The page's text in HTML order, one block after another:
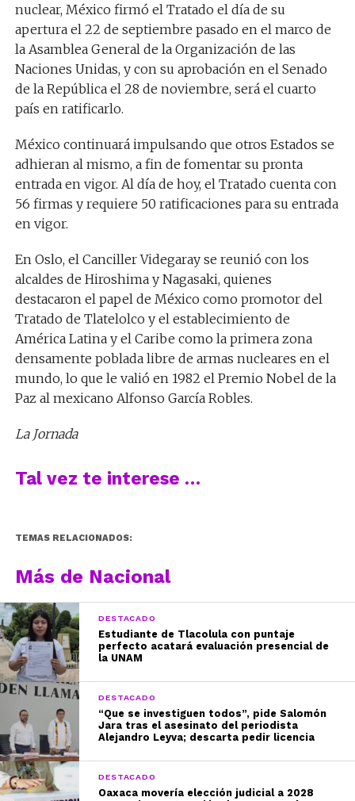
nuclear, México firmó el Tratado el día de su
apertura ‪el 22 de septiembre pasado en el marco de
la Asamblea General de la Organización de las
Naciones Unidas, y con su aprobación en el Senado
de la República el 28 de noviembre, será el cuarto
país en ratificarlo.
México continuará impulsando que otros Estados se
adhieran al mismo, a fin de fomentar su pronta
entrada en vigor. Al día de hoy, el Tratado cuenta con
56 firmas y requiere 50 ratificaciones para su entrada
en vigor.
En Oslo, el Canciller Videgaray se reunió con los
alcaldes de Hiroshima y Nagasaki, quienes
destacaron el papel de México como promotor del
Tratado de Tlatelolco y el establecimiento de
América Latina y el Caribe como la primera zona
densamente poblada libre de armas nucleares en el
mundo, lo que le valió en 1982 el Premio Nobel de la
Paz al mexicano Alfonso García Robles.
La Jornada
Tal vez te interese …
TEMAS RELACIONADOS:
Más de Nacional
DESTACADO
Estudiante de Tlacolula con puntaje
perfecto acatará evaluación presencial de
la UNAM
DESTACADO
“Que se investiguen todos”, pide Salomón
Jara tras el asesinato del periodista
Alejandro Leyva; descarta pedir licencia
DESTACADO
Oaxaca movería elección judicial a 2028